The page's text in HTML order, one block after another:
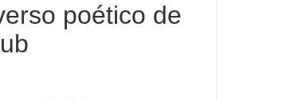
poético de